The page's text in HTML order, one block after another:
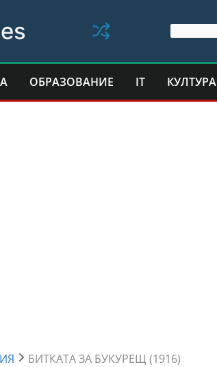
ОБРАЗОВАНИЕ IT КУЛТУРА
БИТКАТА ЗА БУКУРЕЩ (1916)